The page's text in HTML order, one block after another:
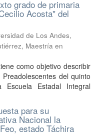
grado de primaria
Acosta" del
de Los Andes,
Maestría en
como objetivo describir
del quinto
Estadal Integral
para su
Nacional la
estado Táchira